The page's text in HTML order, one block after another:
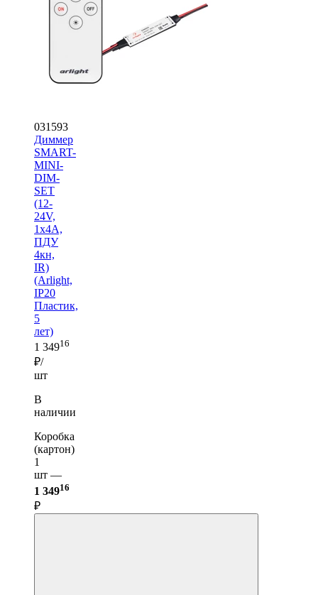
031593
Диммер
SMART-
MINI-
DIM-
SET
(12-
24V,
1x4A,
ПДУ
4кн,
IR)
(Arlight,
IP20
Пластик,
5
лет)
1 34916
₽/
шт
В
наличии
Коробка
(картон)
1
шт —
1 34916
₽